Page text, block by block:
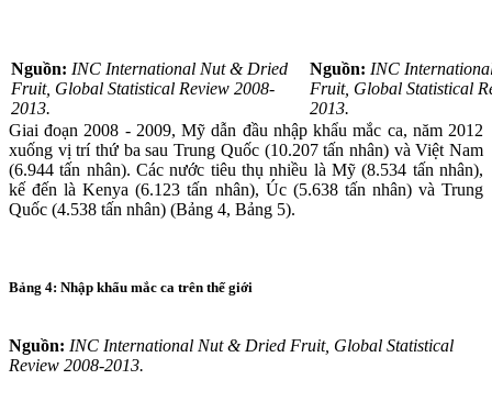
Nguồn: INC International Nut & Dried
Fruit, Global Statistical Review 2008-
2013.
Nguồn: INC
Fruit, Global Statistical
2013.
Giai đoạn 2008 - 2009, Mỹ dẫn đầu nhập khẩu mắc ca, năm 2012
xuống vị trí thứ ba sau Trung Quốc (10.207 tấn nhân) và Việt Nam
(6.944 tấn nhân). Các nước tiêu thụ nhiều là Mỹ (8.534 tấn nhân),
kế đến là Kenya (6.123 tấn nhân), Úc (5.638 tấn nhân) và Trung
Quốc (4.538 tấn nhân) (Bảng 4, Bảng 5).
Bảng 4: Nhập khẩu mắc ca trên thế giới
Nguồn: INC International Nut & Dried Fruit, Global Statistical
Review 2008-2013.